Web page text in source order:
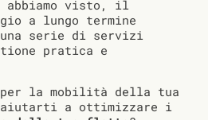
abbiamo visto, il
a lungo termine
serie di servizi
pratica e
la mobilità della tua
aiutarti a ottimizzare i